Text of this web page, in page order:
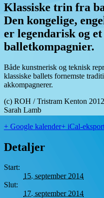
Klassiske trin fra
Den kongelige,
er legendarisk og
balletkompagnier.
Både kunstnerisk og teknisk
klassiske ballets fornemste
akkompagnerer.
(c) ROH / Tristram Kenton
Sarah Lamb
+ Google kalender+ iCal-
Detaljer
Start:
15. september 2014
Slut:
17. september 2014